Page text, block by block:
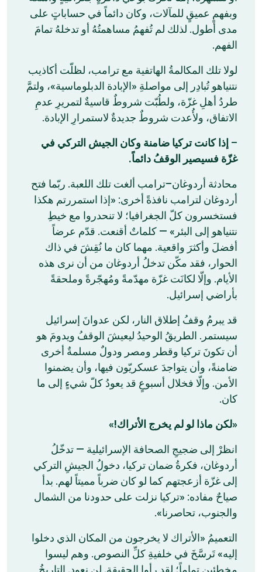
وبفهمٍ عميقٍ للمآلات، وكان دائماً في حساباتٍ على
مدى أطول. لذلك لم تُفهمُ مساهمتُهُ أو تدخلهُ تمامَ
الفهم.
لولا تلك المكالمةُ الهاتفية مع ترامب، لظلّت أكاذيب
نتنياهو تُبادِر إلى مواصلةِ «الإبادة الدبلوماسية»، ولتمَّ
طردُ أهلِ غزّة، ولطُبّت شروطٌ قاسيةٌ لتمريرِ عدمِ
الاتفاق، ولأُعدت شروطٌ جديدةٌ لاستمرارِ الإبادة.
– إذا كانت تركيا ضامنة وكان الجيش التركي في
غزّة فسيصير الوقفُ دائماً.
محادثة أردوغان–ترامب ألغت تلك اللعبة. ربّما فتح
أردوغان لترامب نافذةً أخرى: «إذا استمررتم هكذا
فستخسرون كلّ الجغرافيا؛ لا تنحدروا مع خيطِ
نتنياهو إلى البئر» — كلماتٌ أقنعت. قدّم عرضاً
أفضلَ وأكثرَ واقعية. مهما كان ما نُقِشَ في ذاك
الحوار، فقد مكّن تدخلُ أردوغان من أن نرى هذه
الأيام. وإلّا لكانَت غزّة مهدّمةً ومُهجّرةً وملحقةً
بأراضي إسرائيل.
قد يبرمُ وقفُ إطلاق النار، لكن عدوانَ إسرائيل
سيستمر. الطريقُ الوحيدُ ليعيشَ الوقفُ ويدومَ هو
أن تكونَ تركيا وقطر ومصر ودولٌ مسلمةٌ أخرى
ضامنةً، وأن يتواجدَ عسكريّون فيها، وأن يضمنوا
الأمن. وإلّا فخلال أسبوعٍ قد يعودُ كلّ شيءٍ إلى ما
كان.
«لكن ماذا لو لم يخرج الأتراك!»
انظرْ إلى ضجيجِ الصحافة الإسرائيلية — تدخّلُ
أردوغان، فكرةُ ضمان تركيا، دخولُ الجيشِ التركي
إلى غزّة أزعجتهم كما لو كان ضرباً مميتاً لهم. بدأ
صياحٌ مفاده: «تركيا نزلت على حدودنا من الشمال
والجنوب، تحاصرنا».
التعميمُ «الأتراك لا يخرجون من المكان الذي دخلوا
إليه» تَرسَّخَ في خلفيةِ كلِّ النصوص. وهم ليسوا
مخطئين تماماً؛ لقد رأوا الحقيقة. لن نعود. التاريخُ